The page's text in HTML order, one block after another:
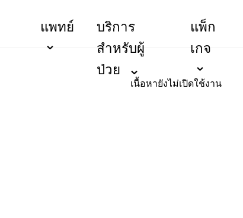
แพทย์
บริการ
สำหรับผู้
ป่วย
แพ็ก
เกจ
เนื้อหายังไม่เปิดใช้งาน